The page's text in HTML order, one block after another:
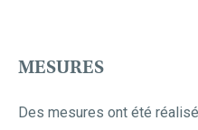
MESURES
Des mesures ont été